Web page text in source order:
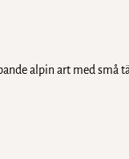
alpin art med små